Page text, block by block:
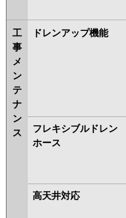
工
事
メ
ン
テ
ナ
ン
ス
ドレンアップ機能
フレキシブルドレン
ホース
高天井対応